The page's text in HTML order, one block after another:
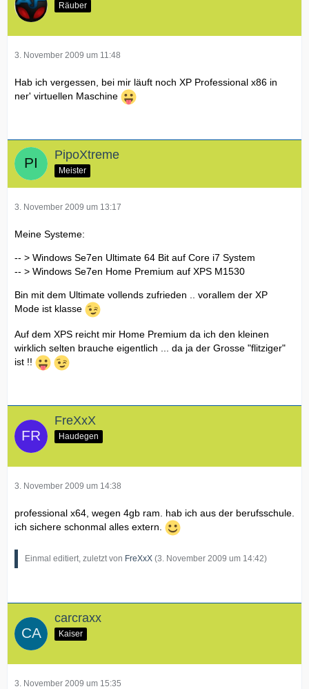
Räuber
3. November 2009 um 11:48
Hab ich vergessen, bei mir läuft noch XP Professional x86 in
ner' virtuellen Maschine
PipoXtreme
Meister
3. November 2009 um 13:17
Meine Systeme:
-- > Windows Se7en Ultimate 64 Bit auf Core i7 System
-- > Windows Se7en Home Premium auf XPS M1530
Bin mit dem Ultimate vollends zufrieden .. vorallem der XP
Mode ist klasse
Auf dem XPS reicht mir Home Premium da ich den kleinen
wirklich selten brauche eigentlich ... da ja der Grosse "flitziger"
ist !!
FreXxX
Haudegen
3. November 2009 um 14:38
professional x64, wegen 4gb ram. hab ich aus der berufsschule.
ich sichere schonmal alles extern.
Einmal editiert, zuletzt von FreXxX (3. November 2009 um 14:42)
carcraxx
Kaiser
3. November 2009 um 15:35